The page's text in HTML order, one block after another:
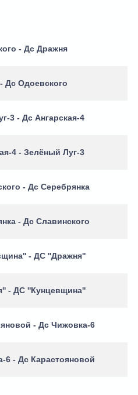
- Дс Дражня
Дс Одоевского
3 - Дс Ангарская-4
4 - Зелёный Луг-3
- Дс Серебрянка
- Дс Славинского
- ДС ''Дражня''
- ДС ''Кунцевщина''
- Дс Чижовка-6
6 - Дс Карастояновой